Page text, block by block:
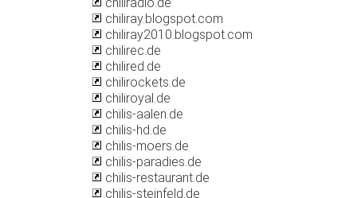
chiliray.blogspot.com
chiliray2010.blogspot.com
chilirec.de
chilired.de
chilirockets.de
chiliroyal.de
chilis-aalen.de
chilis-hd.de
chilis-moers.de
chilis-paradies.de
chilis-restaurant.de
chilis-steinfeld.de